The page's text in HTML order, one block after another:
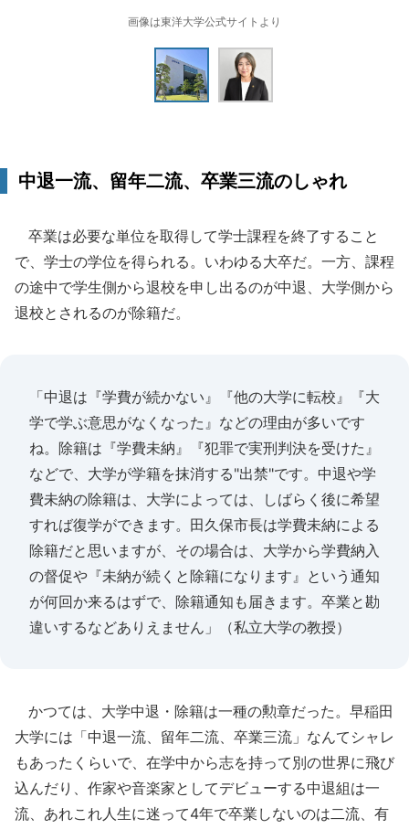
画像は東洋大学公式サイトより
中退一流、留年二流、卒業三流のしゃれ
卒業は必要な単位を取得して学士課程を終了すること
で、学士の学位を得られる。いわゆる大卒だ。一方、課程
の途中で学生側から退校を申し出るのが中退、大学側から
退校とされるのが除籍だ。
「中退は『学費が続かない』『他の大学に転校』『大
学で学ぶ意思がなくなった』などの理由が多いです
ね。除籍は『学費未納』『犯罪で実刑判決を受けた』
などで、大学が学籍を抹消する"出禁"です。中退や学
費未納の除籍は、大学によっては、しばらく後に希望
すれば復学ができます。田久保市長は学費未納による
除籍だと思いますが、その場合は、大学から学費納入
の督促や『未納が続くと除籍になります』という通知
が何回か来るはずで、除籍通知も届きます。卒業と勘
違いするなどありえません」（私立大学の教授）
かつては、大学中退・除籍は一種の勲章だった。早稲田
大学には「中退一流、留年二流、卒業三流」なんてシャレ
もあったくらいで、在学中から志を持って別の世界に飛び
込んだり、作家や音楽家としてデビューする中退組は一
流、あれこれ人生に迷って4年で卒業しないのは二流、有